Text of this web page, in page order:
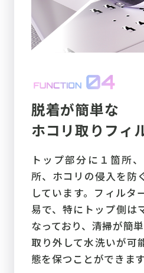
脱着が簡単な
ホコリ取りフィ
トップ部分に１箇所
所、ホコリの侵入を防
しています。フィルタ
易で、特にトップ側は
なっており、清掃が簡
取り外して水洗いが可
態を保つことができます